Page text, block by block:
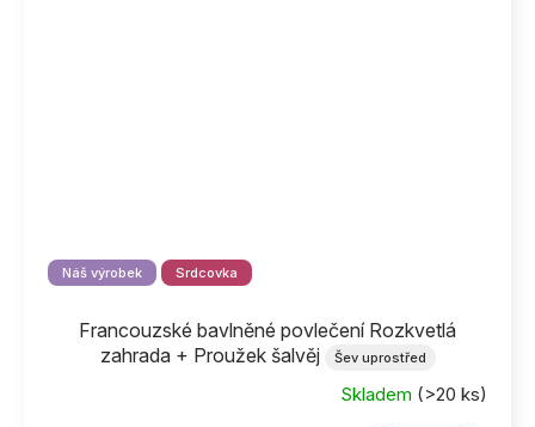
Náš výrobek Srdcovka
Francouzské bavlněné povlečení Rozkvetlá
zahrada + Proužek šalvěj
Šev uprostřed
Skladem (>20 ks)